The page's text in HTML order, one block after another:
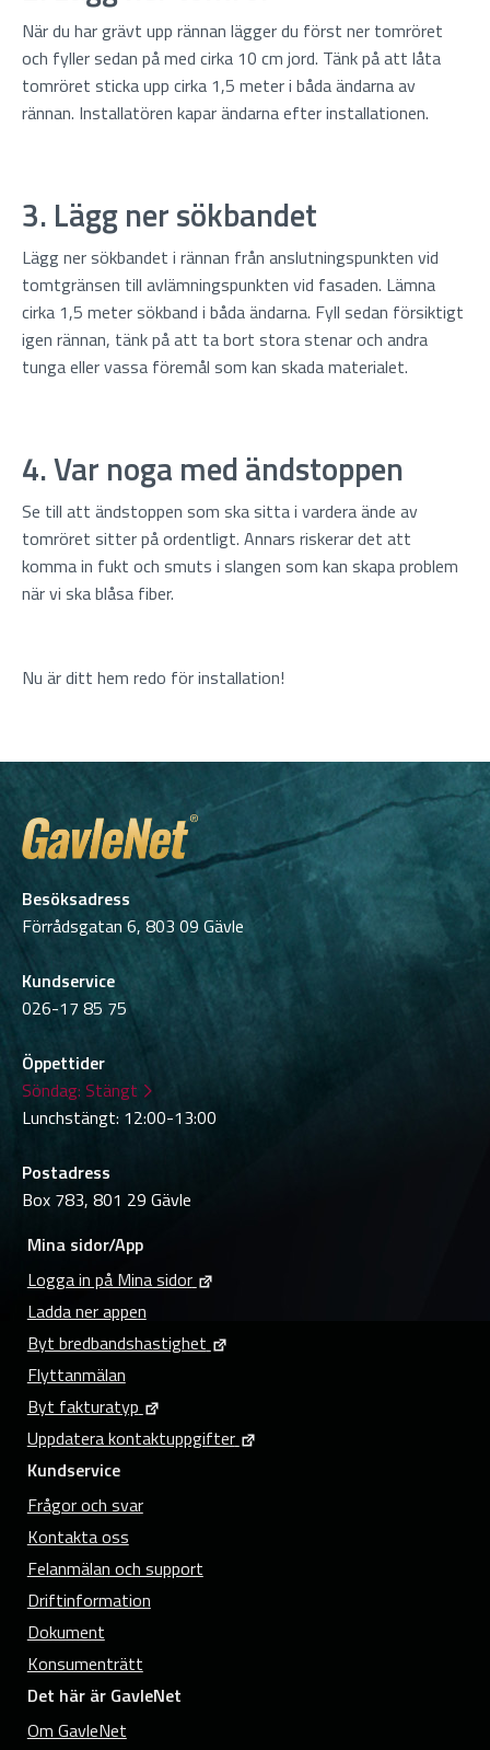
När du har grävt upp rännan lägger du först ner tomröret
och fyller sedan på med cirka 10 cm jord. Tänk på att låta
tomröret sticka upp cirka 1,5 meter i båda ändarna av
rännan. Installatören kapar ändarna efter installationen.
3. Lägg ner sökbandet
Lägg ner sökbandet i rännan från anslutningspunkten vid
tomtgränsen till avlämningspunkten vid fasaden. Lämna
cirka 1,5 meter sökband i båda ändarna. Fyll sedan försiktigt
igen rännan, tänk på att ta bort stora stenar och andra
tunga eller vassa föremål som kan skada materialet.
4. Var noga med ändstoppen
Se till att ändstoppen som ska sitta i vardera ände av
tomröret sitter på ordentligt. Annars riskerar det att
komma in fukt och smuts i slangen som kan skapa problem
när vi ska blåsa fiber.
Nu är ditt hem redo för installation!
Besöksadress
Förrådsgatan 6, 803 09 Gävle
Kundservice
026-17 85 75
Öppettider
Söndag: Stängt
Lunchstängt: 12:00-13:00
Postadress
Box 783, 801 29 Gävle
Mina sidor/App
Logga in på Mina sidor
Ladda ner appen
Byt bredbandshastighet
Flyttanmälan
Byt fakturatyp
Uppdatera kontaktuppgifter
Kundservice
Frågor och svar
Kontakta oss
Felanmälan och support
Driftinformation
Dokument
Konsumenträtt
Det här är GavleNet
Om GavleNet